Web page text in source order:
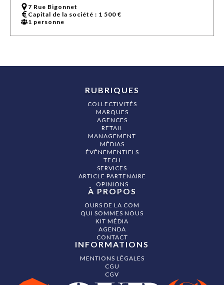
7 Rue Bigonnet
Capital de la société : 1 500 €
1 personne
RUBRIQUES
COLLECTIVITÉS
MARQUES
AGENCES
RETAIL
MANAGEMENT
MÉDIAS
ÉVÉNEMENTIELS
TECH
SERVICES
ARTICLE PARTENAIRE
OPINIONS
À PROPOS
OURS DE LA COM
QUI SOMMES NOUS
KIT MÉDIA
AGENDA
CONTACT
INFORMATIONS
MENTIONS LÉGALES
CGU
CGV